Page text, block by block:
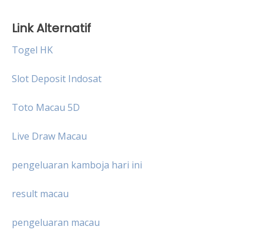
Link Alternatif
Togel HK
Slot Deposit Indosat
Toto Macau 5D
Live Draw Macau
pengeluaran kamboja hari ini
result macau
pengeluaran macau